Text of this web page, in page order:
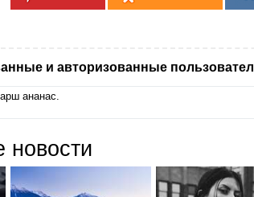
и авторизованные
ананас.
новости